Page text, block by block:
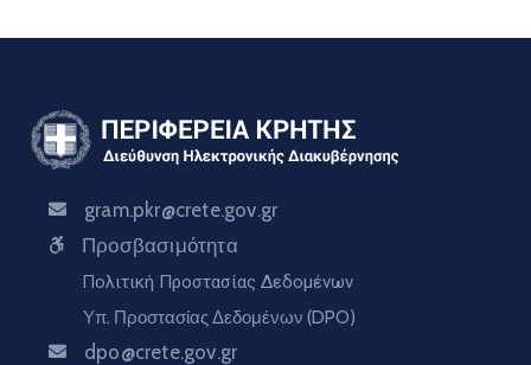
gram.pkr@crete.gov.gr
Προσβασιμότητα
Πολιτική Προστασίας Δεδομένων
Υπ. Προστασίας Δεδομένων (DPO)
dpo@crete.gov.gr